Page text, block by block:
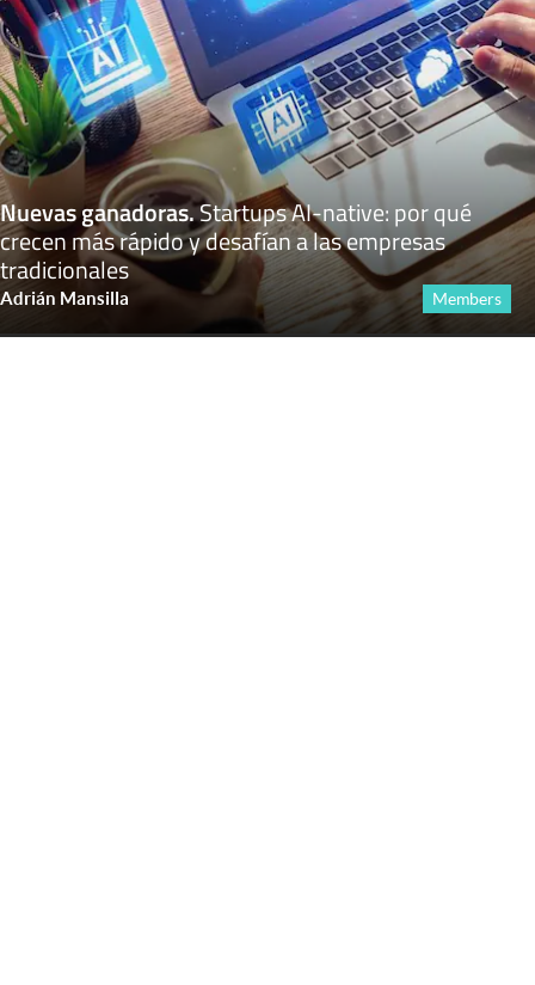
Nuevas ganadoras.Startups AI-native: por qué
crecen más rápido y desafían a las empresas
tradicionales
Adrián Mansilla Members